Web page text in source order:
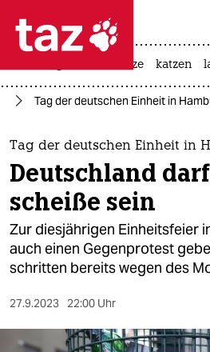
 taz zahl ich
taz zahl ich
themen
politik
öko
gesellschaft
sport
hitze katzen
Tag der deutschen Einheit in
Tag der deutschen Einheit in
Deutschland
scheiße sein
Zur diesjährigen Einheitsfeier
auch einen Gegenprotest
schritten bereits wegen des
27.9.2023 22:00 Uhr